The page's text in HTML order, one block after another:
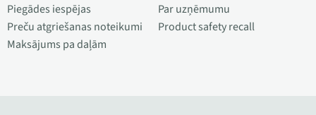
Piegādes iespējas
Preču atgriešanas noteikumi
Maksājums pa daļām
Par uzņēmumu
Product safety recall